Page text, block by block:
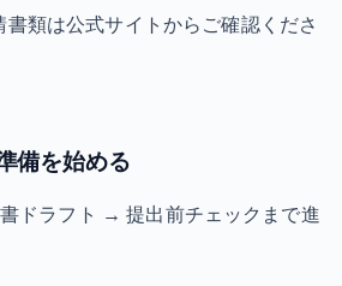
類は公式サイトからご確認くださ
備を始める
ドラフト → 提出前チェックまで進